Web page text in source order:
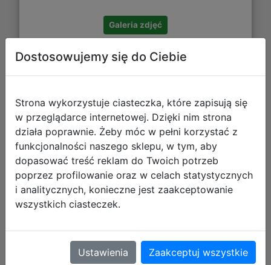
Galeria zdjęć
Paso Zestaw Szkolny Jednorożec
6el. Plecak PP24UR-090 + Piórnik
PP24UR-P001 + Worek PP24UR-712 +
Torba PP24UR-074
Dostosowujemy się do Ciebie
Strona wykorzystuje ciasteczka, które zapisują się
w przeglądarce internetowej. Dzięki nim strona
działa poprawnie. Żeby móc w pełni korzystać z
funkcjonalności naszego sklepu, w tym, aby
dopasować treść reklam do Twoich potrzeb
poprzez profilowanie oraz w celach statystycznych
i analitycznych, konieczne jest zaakceptowanie
wszystkich ciasteczek.
Ustawienia Zaakceptuj wszystkie